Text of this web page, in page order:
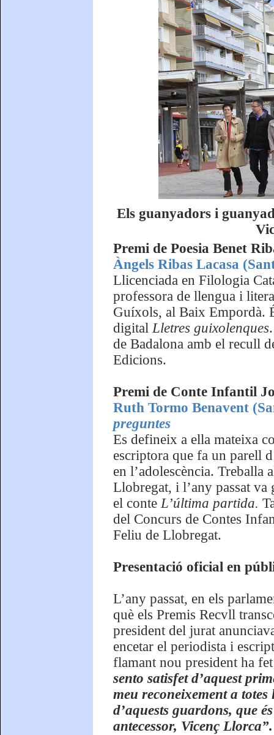
Els guanyadors i
Premi de Poesia Benet
Àngels Ribas Lacasa
Llicenciada en Filologia
professora de llengua i
Guíxols, al Baix Empordà.
digitalLletres guixolenques
de Badalona amb el recull
Edicions.
Premi de Conte Infantil
Ruth Tormo Benavent
preguntes
Es defineix a ella mateixa
escriptora que fa un parell
en l’adolescència. Treballa
Llobregat, i l’any passat
el conteL’última partida.
del Concurs de Contes
Feliu de Llobregat.
Presentació oficial en
L’any passat, en els
què els Premis Recvll
president del jurat
encetar el periodista i
flamant nou president ha
sento satisfet d’aquest
meu reconeixement a
d’aquests guardons, que
antecessor, Vicenç Llorca”.